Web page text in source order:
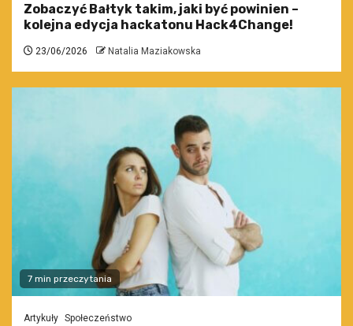
Zobaczyć Bałtyk takim, jaki być powinien –
kolejna edycja hackatonu Hack4Change!
23/06/2026 Natalia Maziakowska
7 min przeczytania
Artykuły Społeczeństwo